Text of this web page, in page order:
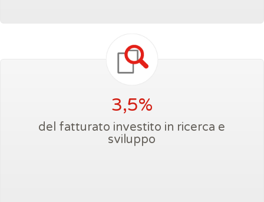
3,5%
del fatturato investito in ricerca e
sviluppo